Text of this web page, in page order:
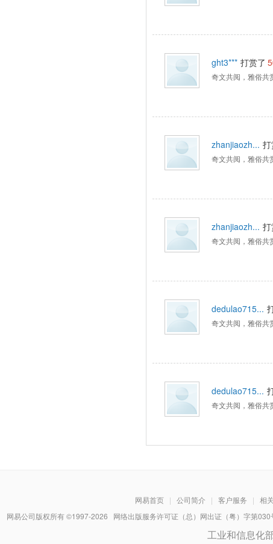
ght3*** 打赏了
奇文共阅，雅俗共
zhanjiaozh... 打
奇文共阅，雅俗共
zhanjiaozh... 打
奇文共阅，雅俗共
dedulao715...
奇文共阅，雅俗共
dedulao715...
奇文共阅，雅俗共
网易首页 | 公司简介 | 客户服务 | 相
网易公司版权所有 ©1997-2026 网络出版服务许可证（总）网出证（粤）字第
工业和信息化